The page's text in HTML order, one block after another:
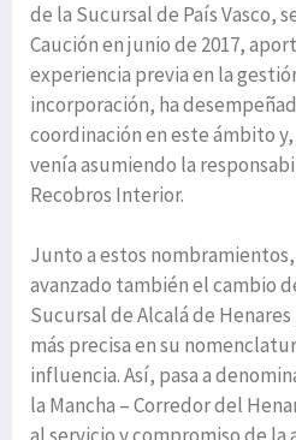
de la Sucursal de País Vasco,
Caución en junio de 2017,
experiencia previa en la
incorporación, ha
coordinación en este ámbito
venía asumiendo la
Recobros Interior.
Junto a estos
avanzado también el cambio
Sucursal de Alcalá de
más precisa en su
influencia. Así, pasa a
la Mancha – Corredor del